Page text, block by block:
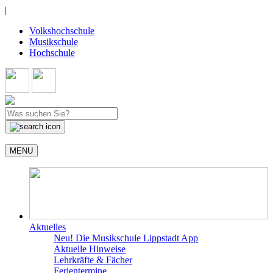
|
Volkshochschule
Musikschule
Hochschule
MENU
Aktuelles
Neu! Die Musikschule Lippstadt App
Aktuelle Hinweise
Lehrkräfte & Fächer
Ferientermine